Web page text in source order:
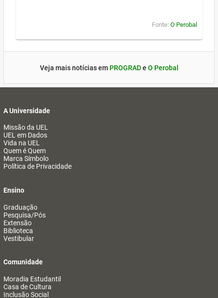
Fonte: O Perobal
Veja mais notícias em PROGRADe O Perobal
A Universidade
Missão da UEL
UEL em Dados
Vida na UEL
Quem é Quem
Marca Símbolo
Política de Privacidade
Ensino
Graduação
Pesquisa/Pós
Extensão
Biblioteca
Vestibular
Comunidade
Moradia Estudantil
Casa de Cultura
Inclusão Social